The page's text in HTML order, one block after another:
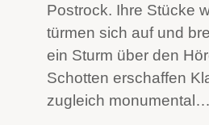
Postrock. Ihre Stücke
türmen sich auf und
ein Sturm über den
Schotten erschaffen
zugleich monumental…